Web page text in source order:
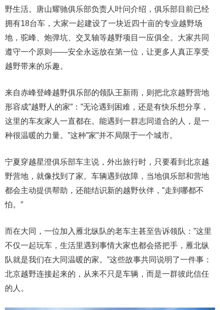
野生活。唐山耀驰俱乐部负责人叶问介绍，俱乐部目前已经
拥有18台车，大家一起建设了一块近四十亩的专业越野场
地，驼峰、炮弹坑、交叉轴等越野项目一应俱全。大家共同
遵守一个原则——安全永远放在第一位，让更多人真正享受
越野带来的乐趣。
来自赤峰登峰越野俱乐部的领队王新雨，则把北京越野营地
形容成”越野人的家”：”无论遇到困难，还是有快乐想分享，
这里的车友家人一直都在。能遇到一群志同道合的人，是一
种很温暖的力量。”这种”家”并不局限于一个城市。
宁夏穿越星澄俱乐部车主说，外出旅行时，只要看到北京越
野营地，就像找到了家。车辆遇到故障，当地俱乐部和营地
都会主动提供帮助，还能结识新的越野伙伴，”走到哪都不
怕。”
而在大同，一位加入雁北纵队的老车主甚至告诉领队：”这里
不仅一起玩车，生活里遇到事情大家也都会搭把手，雁北纵
队就是我们在大同温暖的家。”这些故事共同说明了一件事：
北京越野连接起来的，从来不只是车辆，而是一群彼此信任
的人。